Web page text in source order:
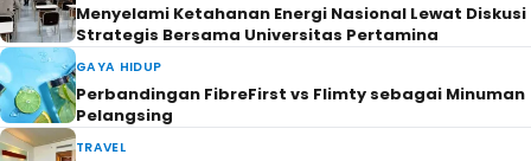
Menyelami Ketahanan Energi Nasional Lewat Diskusi
Strategis Bersama Universitas Pertamina
GAYA HIDUP
Perbandingan FibreFirst vs Flimty sebagai Minuman
Pelangsing
TRAVEL